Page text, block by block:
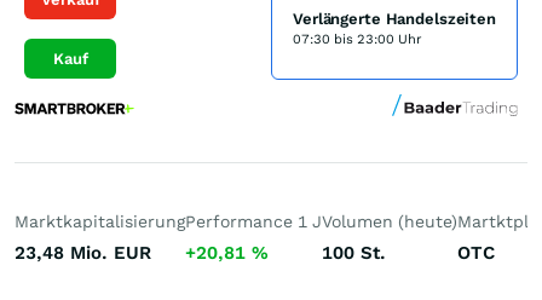
Kauf
Verlängerte Handelszeiten
07:30 bis 23:00 Uhr
Marktkapitalisierung
23,48 Mio. EUR
Performance 1 J
+20,81 %
Volumen (heute)
100 St. OTC